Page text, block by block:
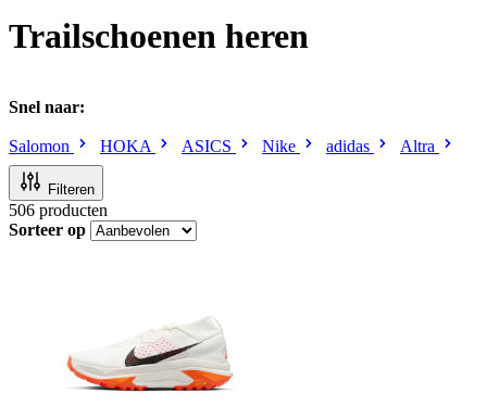
Trailschoenen heren
Snel naar:
Salomon HOKA ASICS Nike adidas Altra
Filteren
506 producten
Sorteer op